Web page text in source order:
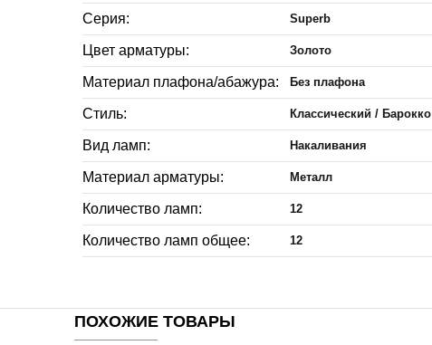
Серия: Superb
Цвет арматуры: Золото
Материал плафона/абажура: Без плафона
Стиль: Классический / Барокко
Вид ламп: Накаливания
Материал арматуры: Металл
Количество ламп: 12
Количество ламп общее: 12
ПОХОЖИЕ ТОВАРЫ